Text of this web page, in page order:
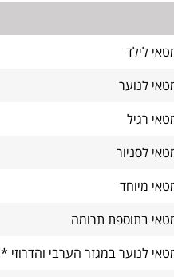
לילד
לנוער
רגיל
לסניור
מיוחד
בתוספת תרומה
לנוער במגזר הערבי והדרוזי *